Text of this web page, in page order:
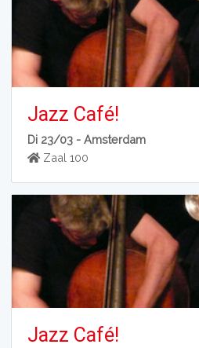
Jazz Café!
Di 23/03 -Amsterdam
Zaal 100
Jazz Café!